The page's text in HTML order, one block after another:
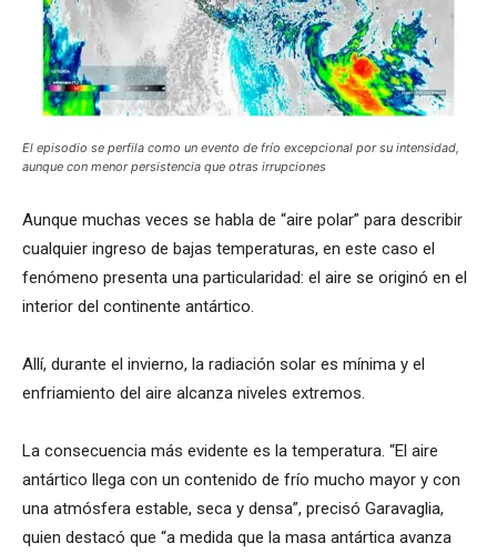
El episodio se perfila como un evento de frío excepcional por su intensidad,
aunque con menor persistencia que otras irrupciones
Aunque muchas veces se habla de “aire polar” para describir
cualquier ingreso de bajas temperaturas, en este caso el
fenómeno presenta una particularidad: el aire se originó en el
interior del continente antártico.
Allí, durante el invierno, la radiación solar es mínima y el
enfriamiento del aire alcanza niveles extremos.
La consecuencia más evidente es la temperatura. “El aire
antártico llega con un contenido de frío mucho mayor y con
una atmósfera estable, seca y densa”, precisó Garavaglia,
quien destacó que “a medida que la masa antártica avanza